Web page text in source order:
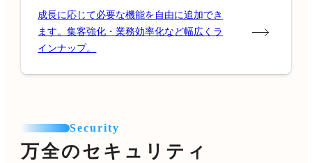
成長に応じて必要な機能を自由に追加でき
ます。集客強化・業務効率化など幅広くラ
インナップ。
Security
万全のセキュリティ